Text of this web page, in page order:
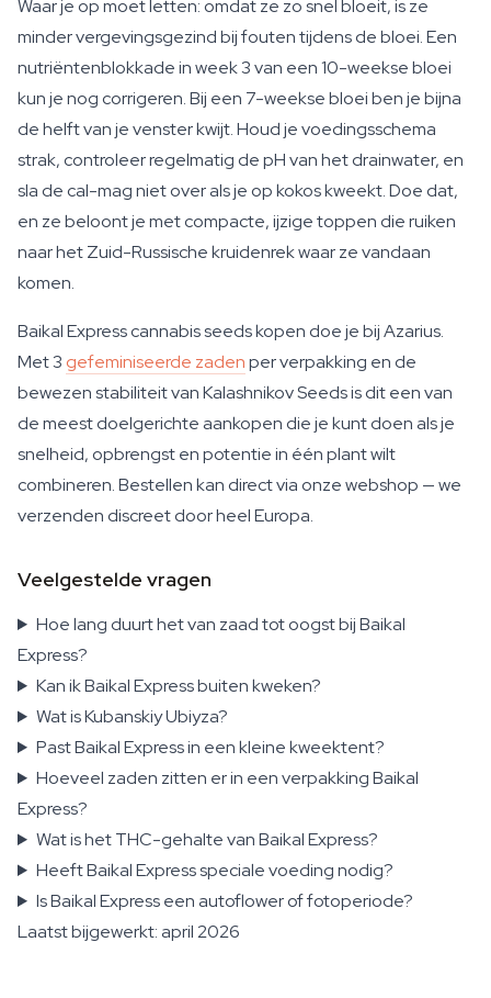
Waar je op moet letten: omdat ze zo snel bloeit, is ze
minder vergevingsgezind bij fouten tijdens de bloei. Een
nutriëntenblokkade in week 3 van een 10-weekse bloei
kun je nog corrigeren. Bij een 7-weekse bloei ben je bijna
de helft van je venster kwijt. Houd je voedingsschema
strak, controleer regelmatig de pH van het drainwater, en
sla de cal-mag niet over als je op kokos kweekt. Doe dat,
en ze beloont je met compacte, ijzige toppen die ruiken
naar het Zuid-Russische kruidenrek waar ze vandaan
komen.
Baikal Express cannabis seeds kopen doe je bij Azarius.
Met 3 gefeminiseerde zadenper verpakking en de
bewezen stabiliteit van Kalashnikov Seeds is dit een van
de meest doelgerichte aankopen die je kunt doen als je
snelheid, opbrengst en potentie in één plant wilt
combineren. Bestellen kan direct via onze webshop — we
verzenden discreet door heel Europa.
Veelgestelde vragen
Hoe lang duurt het van zaad tot oogst bij Baikal
Express?
Kan ik Baikal Express buiten kweken?
Wat is Kubanskiy Ubiyza?
Past Baikal Express in een kleine kweektent?
Hoeveel zaden zitten er in een verpakking Baikal
Express?
Wat is het THC-gehalte van Baikal Express?
Heeft Baikal Express speciale voeding nodig?
Is Baikal Express een autoflower of fotoperiode?
Laatst bijgewerkt: april 2026